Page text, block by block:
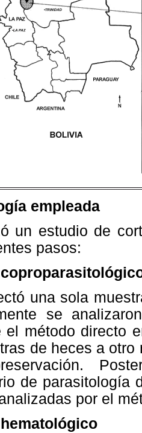
empleada
un estudio de
pasos:
una sola
se
el método directo
de heces a
de parasitología
por el